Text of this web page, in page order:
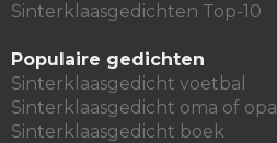
Sinterklaasgedichten Top-10
Populaire gedichten
Sinterklaasgedicht voetbal
Sinterklaasgedicht oma of opa
Sinterklaasgedicht boek